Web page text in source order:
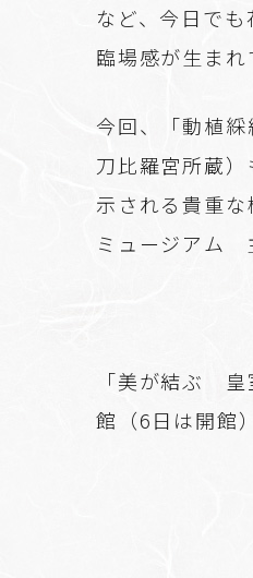
など、今日で
臨場感が生まれ
今回、「動植
刀比羅宮所蔵
示される貴重
ミュージアム
「美が結ぶ
館（6日は開館